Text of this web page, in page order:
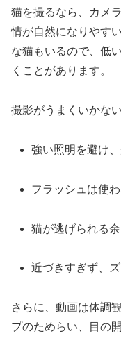
猫を撮るなら、カメ
情が自然になりやす
な猫もいるので、低
くことがあります。
撮影がうまくいかな
強い照明を避け
フラッシュは使
猫が逃げられる
近づきすぎず、
さらに、動画は体調
プのためらい、目の